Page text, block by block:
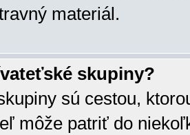
materiál.
skupiny?
sú cestou,
môže patriť do